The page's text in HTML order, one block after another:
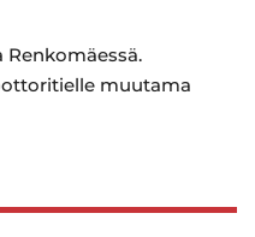
Renkomäessä.
muutama